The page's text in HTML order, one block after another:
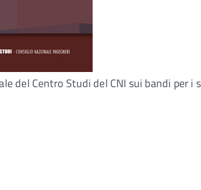
del Centro Studi del CNI sui bandi per i